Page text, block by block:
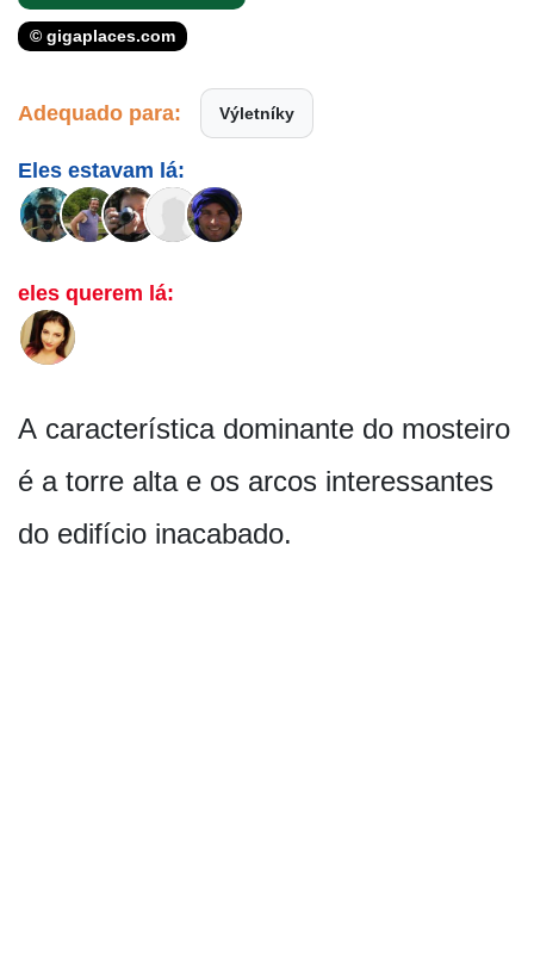
© gigaplaces.com
Adequado para: Výletníky
Eles estavam lá:
eles querem lá:
A característica dominante do mosteiro
é a torre alta e os arcos interessantes
do edifício inacabado.